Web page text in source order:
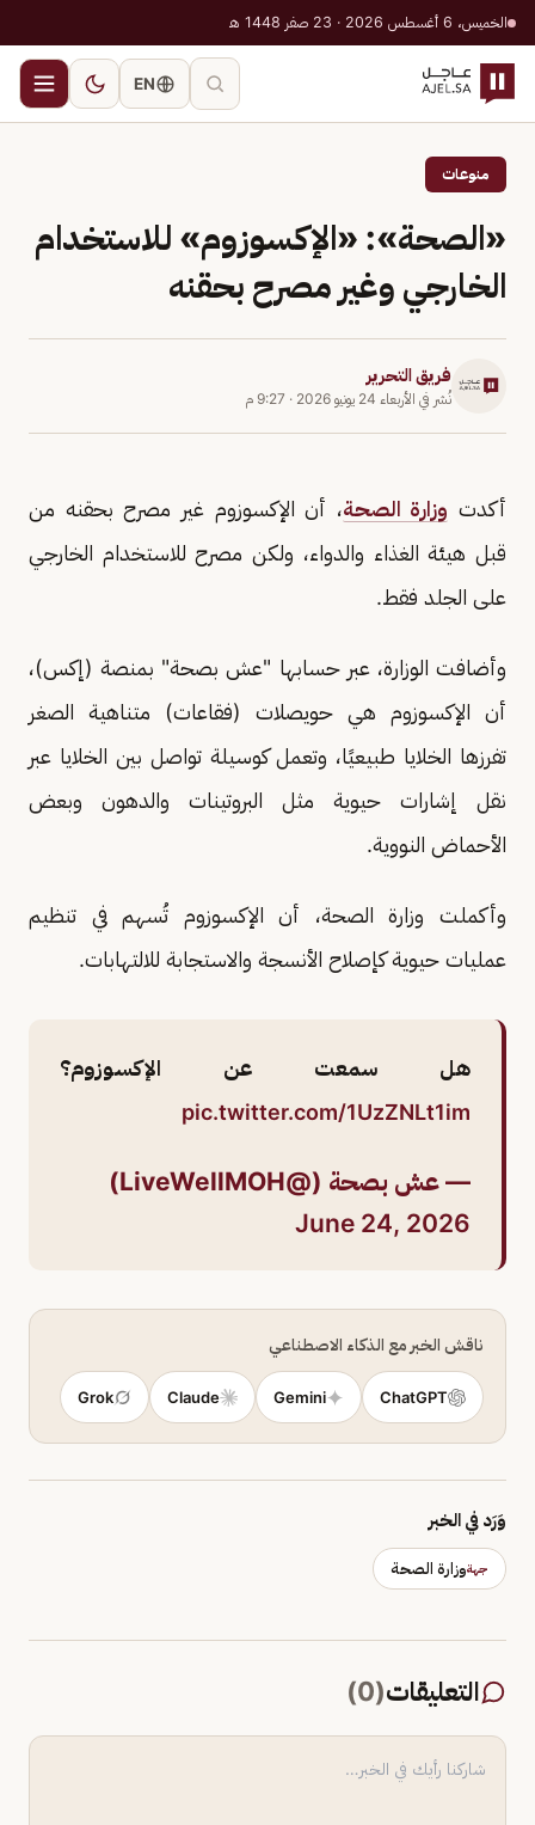
الخميس، 6 أغسطس 2026 · 23 صفر 1448 هـ
EN
منوعات
«الصحة»: «الإكسوزوم» للاستخدام
الخارجي وغير مصرح بحقنه
فريق التحرير
نُشر في الأربعاء 24 يونيو 2026 · 9:27 م
أكدت وزارة الصحة، أن الإكسوزوم غير مصرح بحقنه من
قبل هيئة الغذاء والدواء، ولكن مصرح للاستخدام الخارجي
على الجلد فقط.
وأضافت الوزارة، عبر حسابها "عش بصحة" بمنصة (إكس)،
أن الإكسوزوم هي حويصلات (فقاعات) متناهية الصغر
تفرزها الخلايا طبيعيًا، وتعمل كوسيلة تواصل بين الخلايا عبر
نقل إشارات حيوية مثل البروتينات والدهون وبعض
الأحماض النووية.
وأكملت وزارة الصحة، أن الإكسوزوم تُسهم في تنظيم
عمليات حيوية كإصلاح الأنسجة والاستجابة للالتهابات.
هل سمعت عن الإكسوزوم؟
pic.twitter.com/1UzZNLt1im
— عش بصحة (@LiveWellMOH)
June 24, 2026
ناقش الخبر مع الذكاء الاصطناعي
ChatGPT
Gemini
Claude
Grok
وَرَد في الخبر
جهةوزارة الصحة
التعليقات(
0
)